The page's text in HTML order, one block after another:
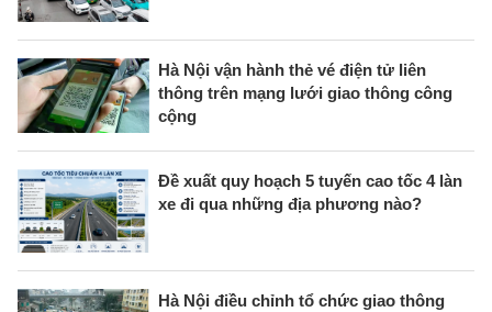
Hà Nội vận hành thẻ vé điện tử liên
thông trên mạng lưới giao thông công
cộng
Đề xuất quy hoạch 5 tuyến cao tốc 4 làn
xe đi qua những địa phương nào?
Hà Nội điều chỉnh tổ chức giao thông